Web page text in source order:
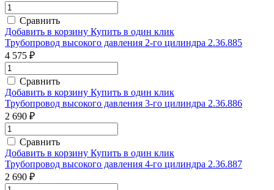
Сравнить
Добавить в корзину Купить в один клик
Трубопровод высокого давления 2-го цилиндра 2.36.885
4 575 ₽
Сравнить
Добавить в корзину Купить в один клик
Трубопровод высокого давления 3-го цилиндра 2.36.886
2 690 ₽
Сравнить
Добавить в корзину Купить в один клик
Трубопровод высокого давления 4-го цилиндра 2.36.887
2 690 ₽